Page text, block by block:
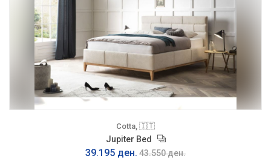
Cotta, 🇮🇹
Jupiter Bed
39.195 ден. 43.550 ден.